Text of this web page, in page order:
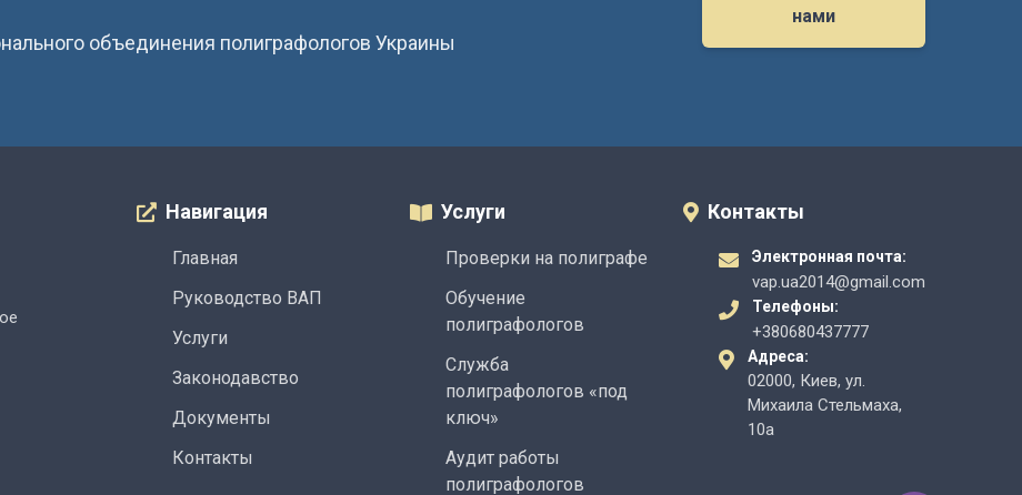
объединения полиграфологов Украины
нами
Навигация
Главная
Руководство ВАП
Услуги
Законодавство
Документы
Контакты
Услуги
Проверки на полиграфе
Обучение
полиграфологов
Служба
полиграфологов «под
ключ»
Аудит работы
полиграфологов
Контакты
Электронная почта:
vap.ua2014@gmail.com
Телефоны:
+380680437777
Адреса:
02000, Киев, ул.
Михаила Стельмаха,
10а